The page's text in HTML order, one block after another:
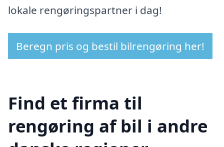
lokale rengøringspartner i dag!
Beregn pris og bestil bilrengøring her!
Find et firma til
rengøring af bil i andre